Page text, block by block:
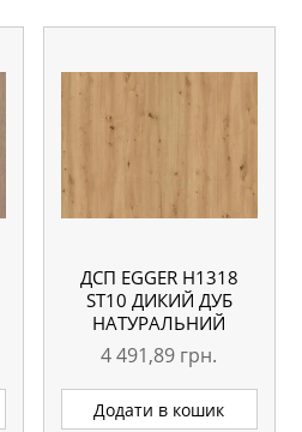
ДСП EGGER H1318
ST10 ДИКИЙ ДУБ
НАТУРАЛЬНИЙ
2800×2070 18 ММ
4 491,89 грн.
Додати в кошик